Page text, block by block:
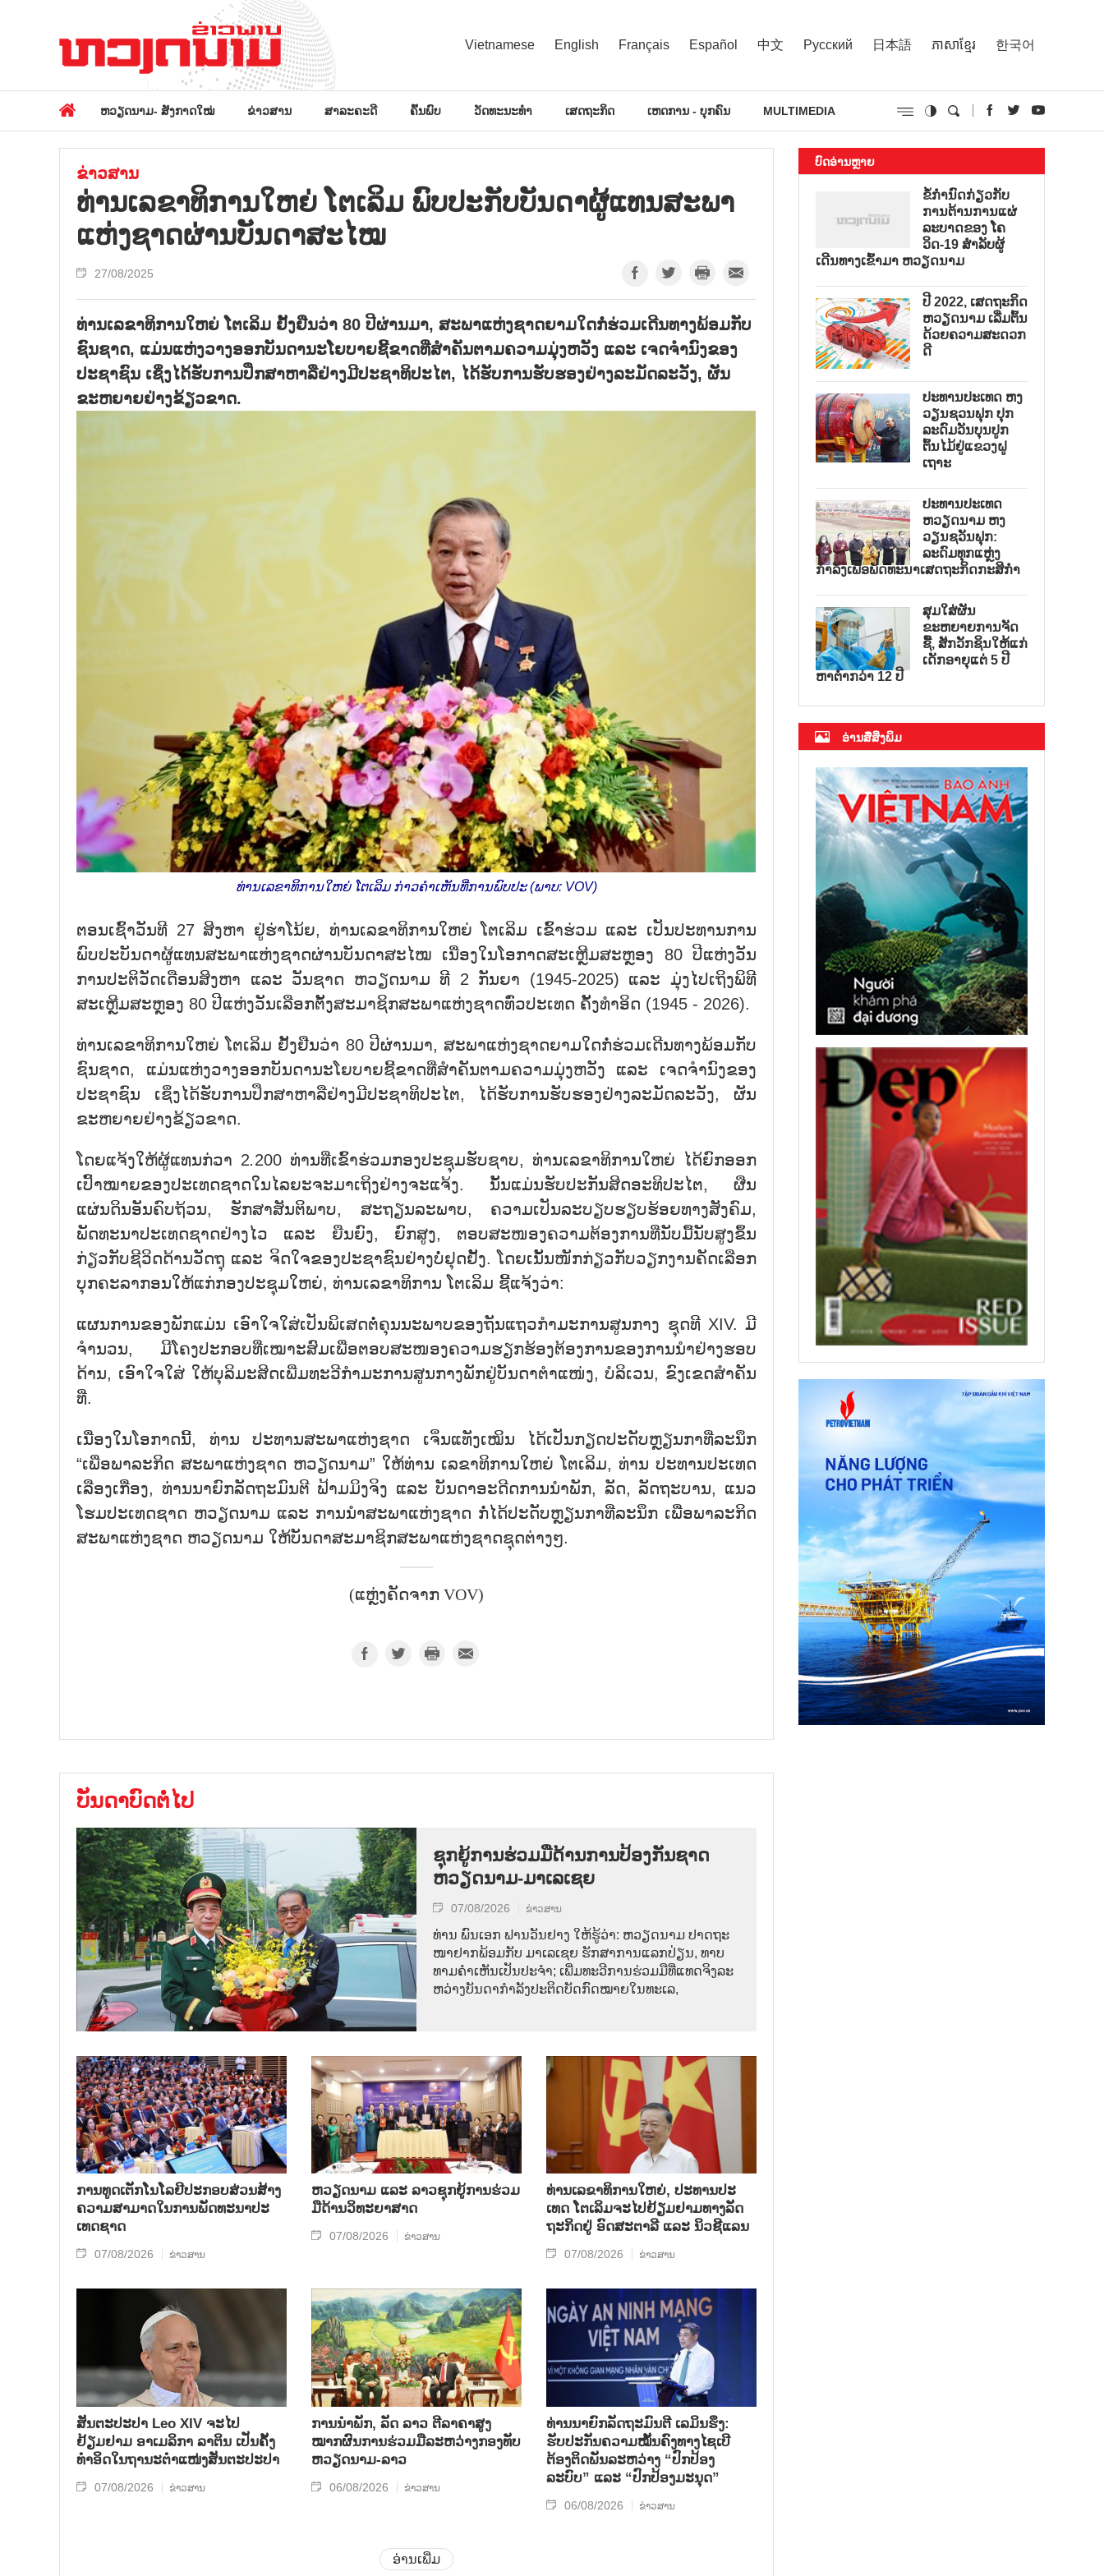
Vietnamese English Français Español 中文 Русский 日本語 ភាសាខ្មែរ 한국어
ຫວຽດນາມ- ສັງກາດໃໝ່ ຂ່າວສານ ສາລະຄະດີ ຄົ້ນພົບ ວັດທະນະທຳ ເສດຖະກິດ ເຫດການ - ບຸກຄົນ MULTIMEDIA
ຂ່າວສານ
ທ່ານ​ເລ​ຂາ​ທິ​ການ​ໃຫຍ່ ໂຕ​ເລິມ ​ພົບ​ປະ​ກັບບັນ​ດາ​ຜູ້​ແທນ​ສະ​ພາ​
ແຫ່ງ​ຊາດ​ຜ່ານ​ບັນ​ດາ​ສະໄໝ
27/08/2025
ທ່ານເລຂາທິການໃຫຍ່ ໂຕເລິມ ຢັ້ງຢືນວ່າ 80 ປີຜ່ານມາ, ສະພາແຫ່ງຊາດຍາມໃດກໍ່ຮ່ວມເດີນທາງພ້ອມກັບ
ຊົນຊາດ, ແມ່ນແຫ່ງວາງອອກບັນດານະໂຍບາຍຊີ້ຂາດທີ່ສຳຄັນຕາມຄວາມມຸ່ງຫວັງ ແລະ ເຈດຈຳນົງຂອງ
ປະຊາຊົນ ເຊິ່ງໄດ້ຮັບການປຶກສາຫາລືຢ່າງມີປະຊາທິປະໄຕ, ໄດ້ຮັບການຮັບຮອງຢ່າງລະມັດລະວັງ, ຜັນ
ຂະຫຍາຍຢ່າງຂ້ຽວຂາດ.
ທ່ານເລຂາທິການໃຫຍ່ ໂຕເລິມ ກ່າວຄຳເຫັນທີ່ການພົບປະ (ພາບ: VOV)
ຕອນເຊົ້າວັນທີ 27 ສິງຫາ ຢູ່ຮ່າໂນ້ຍ, ທ່ານເລຂາທິການໃຫຍ່ ໂຕເລິມ ເຂົ້າຮ່ວມ ແລະ ເປັນປະທານການ
ພົບປະບັນດາຜູ້ແທນສະພາແຫ່ງຊາດຜ່ານບັນດາສະໄໝ ເນື່ອງໃນໂອກາດສະເຫຼີມສະຫຼອງ 80 ປີແຫ່ງວັນ
ການປະຕິວັດເດືອນສິງຫາ ແລະ ວັນຊາດ
ຫວຽດນາມ ທີ 2 ກັນຍາ (1945-2025) ແລະ ມຸ່ງໄປເຖິງພິທີ
ສະເຫຼີມສະຫຼອງ 80 ປີແຫ່ງວັນເລືອກຕັ້ງສະມາຊິກສະພາແຫ່ງຊາດທົ່ວປະເທດ ຄັ້ງທຳອິດ (1945 - 2026).
ທ່ານເລຂາທິການໃຫຍ່ ໂຕເລິມ ຢັ້ງຢືນວ່າ 80 ປີຜ່ານມາ, ສະພາແຫ່ງຊາດຍາມໃດກໍ່ຮ່ວມເດີນທາງພ້ອມກັບ
ຊົນຊາດ, ແມ່ນແຫ່ງວາງອອກບັນດານະໂຍບາຍຊີ້ຂາດທີ່ສຳຄັນຕາມຄວາມມຸ່ງຫວັງ ແລະ ເຈດຈຳນົງຂອງ
ປະຊາຊົນ ເຊິ່ງໄດ້ຮັບການປຶກສາຫາລືຢ່າງມີປະຊາທິປະໄຕ, ໄດ້ຮັບການຮັບຮອງຢ່າງລະມັດລະວັງ, ຜັນ
ຂະຫຍາຍຢ່າງຂ້ຽວຂາດ.
ໂດຍແຈ້ງໃຫ້ຜູ້ແທນກ່ວາ 2.200 ທ່ານທີ່ເຂົ້າຮ່ວມກອງປະຊຸມຮັບຊາບ, ທ່ານເລຂາທິການໃຫຍ່ ໄດ້ຍົກອອກ
ເປົ້າໝາຍຂອງປະເທດຊາດໃນໄລຍະຈະມາເຖິງຢ່າງຈະແຈ້ງ. ນັ້ນແມ່ນຮັບປະກັນສິດອະທິປະໄຕ, ຜືນ
ແຜ່ນດິນອັນຄົບຖ້ວນ, ຮັກສາສັນຕິພາບ, ສະຖຽນລະພາບ, ຄວາມເປັນລະບຽບຮຽບຮ້ອຍທາງສັງຄົມ,
ພັດທະນາປະເທດຊາດຢ່າງໄວ ແລະ ຍືນຍົງ, ຍົກສູງ, ຕອບສະໜອງຄວາມຕ້ອງການທີ່ນັບມື້ນັບສູງຂຶ້ນ
ກ່ຽວກັບຊີວິດດ້ານວັດຖຸ ແລະ ຈິດໃຈຂອງປະຊາຊົນຢ່າງບໍ່ຢຸດຢັ້ງ. ໂດຍເນັ້ນໜັກກ່ຽວກັບວຽກງານຄັດເລືອກ
ບຸກຄະລາກອນໃຫ້ແກ່ກອງປະຊຸມໃຫຍ່, ທ່ານເລຂາທິການ ໂຕເລິມ ຊີ້ແຈ້ງວ່າ:
ແຜນການຂອງພັກແມ່ນ ເອົາໃຈໃສ່ເປັນພິເສດຕໍ່ຄຸນນະພາບຂອງຖັນແຖວກຳມະການສູນກາງ ຊຸດທີ XIV. ມີ
ຈຳນວນ, ມີໂຄງປະກອບທີ່ເໝາະສົມເພື່ອຕອບສະໜອງຄວາມຮຽກຮ້ອງຕ້ອງການຂອງການນຳຢ່າງຮອບ
ດ້ານ, ເອົາໃຈໃສ່ ໃຫ້ບຸລິມະສິດເພີ່ມທະວີກຳມະການສູນກາງພັກຢູ່ບັນດາຕຳແໜ່ງ, ບໍລິເວນ, ຂົງເຂດສຳຄັນ
ທີ່.
ເນື່ອງໃນໂອກາດນີ້, ທ່ານ ປະທານສະພາແຫ່ງຊາດ ເຈິ່ນແທັງເໝິນ ໄດ້ເປັນກຽດປະດັບຫຼຽນກາທີ່ລະນຶກ
“ເພື່ອພາລະກິດ ສະພາແຫ່ງຊາດ ຫວຽດນາມ” ໃຫ້ທ່ານ ເລຂາທິການໃຫຍ່ ໂຕເລິມ, ທ່ານ ປະທານປະເທດ
ເລືອງເກື່ອງ, ທ່ານນາຍົກລັດຖະມົນຕີ ຟ້າມມິງຈິງ ແລະ ບັນດາອະດີດການນຳພັກ, ລັດ, ລັດຖະບານ, ແນວ
ໂຮມປະເທດຊາດ ຫວຽດນາມ ແລະ ການນຳສະພາແຫ່ງຊາດ ກໍ່ໄດ້ປະດັບຫຼຽນກາທີ່ລະນຶກ ເພື່ອພາລະກິດ
ສະພາແຫ່ງຊາດ ຫວຽດນາມ ໃຫ້ບັນດາສະມາຊິກສະພາແຫ່ງຊາດຊຸດຕ່າງໆ.
(ແຫຼ່ງຄັດຈາກ VOV)
ບັນດາບົດຕໍ່ໄປ
ຊຸກ​ຍູ້​ການ​ຮ່ວມ​ມື​ດ້ານ​ການ​ປ້ອງ​ກັນ​ຊາດ
ຫວຽດ​ນາມ-ມາ​ເລ​ເຊຍ
07/08/2026 ຂ່າວສານ
ທ່ານ ພົນ​ເອກ ຟານ​ວັນ​ຢາງ ໃຫ້​ຮູ້​ວ່າ: ຫວຽດ​ນາມ ປາດ​ຖະ​
ໜາຢາກພ້ອມ​ກັບ ມາ​ເລ​ເຊຍ ຮັກ​ສາ​ການ​ແລກ​ປ່ຽນ, ທາບ​
ທາມ​ຄຳ​ເຫັນ​ເປັນ​ປະ​ຈຳ; ເພີ່ມ​ທະ​ວີ​ການ​ຮ່ວມ​ມື​ທີ່​ແທດ​ຈິງ​ລະ​
ຫວ່າງ​ບັນ​ດາ​ກຳ​ລັງ​ປະ​ຕິດ​ບັດ​ກົດ​ໝາຍ​ໃນ​ທະ​ເລ,
ການ​ທູດ​ເຕັກ​ໂນ​ໂລ​ຢີ​ປະ​ກອບ​ສ່ວນ​ສ້າງ​
ຄວາມ​ສາ​ມາດ​ໃນ​ການ​ພັດ​ທະ​ນາ​ປະ​
ເທດ​ຊາດ
07/08/2026 ຂ່າວສານ
ຫວຽດ​ນາມ ແລະ ລາວ​ຊຸກ​ຍູ້​ການ​ຮ່ວມ​
ມື​ດ້ານວ​ິ​ທະ​ຍາ​ສາດ
07/08/2026 ຂ່າວສານ
ທ່ານ​ເລ​ຂາ​ທິ​ການ​ໃຫຍ່, ປ​ະ​ທານ​ປະ​
ເທດ ໂຕ​ເລິມ​ຈະ​ໄປ​ຢ້ຽມ​ຢາມ​ທາງ​ລັດ​
ຖະ​ກິດ​ຢູ່ ອົດ​ສະ​ຕາ​ລີ ແລະ ນິວ​ຊີ​ແລນ
07/08/2026 ຂ່າວສານ
ສັນຕະປະປາ Leo XIV ຈະໄປ
ຢ້ຽມຢາມ ອາເມລິກາ ລາຕິນ ເປັນຄັ້ງ
ທຳອິດໃນຖານະຕຳແໜ່ງສັນຕະປະປາ
07/08/2026 ຂ່າວສານ
ການ​ນຳ​ພັກ, ລັດ ລາວ ຕີ​ລາ​ຄາ​ສູງ​
ໝາກ​ຜົນ​ການ​ຮ່ວມ​ມື​ລະ​ຫວ່າງກອງ​ທັບ
ຫວຽດ​ນາມ-ລາວ
06/08/2026 ຂ່າວສານ
ທ່ານນາຍົກລັດຖະມົນຕີ ເລມິນຮຶງ:
ຮັບປະກັນຄວາມໝັ້ນຄົງທາງໄຊເບີ
ຕ້ອງຕິດພັນລະຫວ່າງ “ປົກປ້ອງ
ລະບົບ” ແລະ “ປົກປ້ອງມະນຸດ”
06/08/2026 ຂ່າວສານ
ອ່ານເພີ່ມ
ບົດອ່ານຫຼາຍ
ຂໍ້ກຳນົດກ່ຽວກັບ
ການຕ້ານການແຜ່
ລະບາດຂອງ ໂຄ
ວິດ-19 ສຳລັບຜູ້
ເດີນທາງເຂົ້າມາ ຫວຽດນາມ
ປີ 2022, ເສດຖະກິດ
ຫວຽດນາມ ເລີ່ມຕົ້ນ
ດ້ວຍຄວາມສະດວກ
ດີ
ປະທານປະເທດ ຫງ
ວຽນຊວນຟຸກ ປຸກ
ລະດົມວັນບຸນປູກ
ຕົ້ນໄມ້ຢູ່ແຂວງຝູ
ເຖາະ
ປະທານປະເທດ
ຫວຽດນາມ ຫງ
ວຽນຊວັນຟຸກ:
ລະດົມທຸກແຫຼ່ງ
ກຳລັງເພື່ອພັດທະນາເສດຖະກິດກະສິກຳ
ສຸມໃສ່ຜັນ
ຂະຫຍາຍການຈັດ
ຊື້, ສັກວັກຊິນໃຫ້ແກ່
ເດັກອາຍຸແຕ່ 5 ປີ
ຫາຕ່ຳກວ່າ 12 ປີ
ອ່ານສື່ສິ່ງພິມ